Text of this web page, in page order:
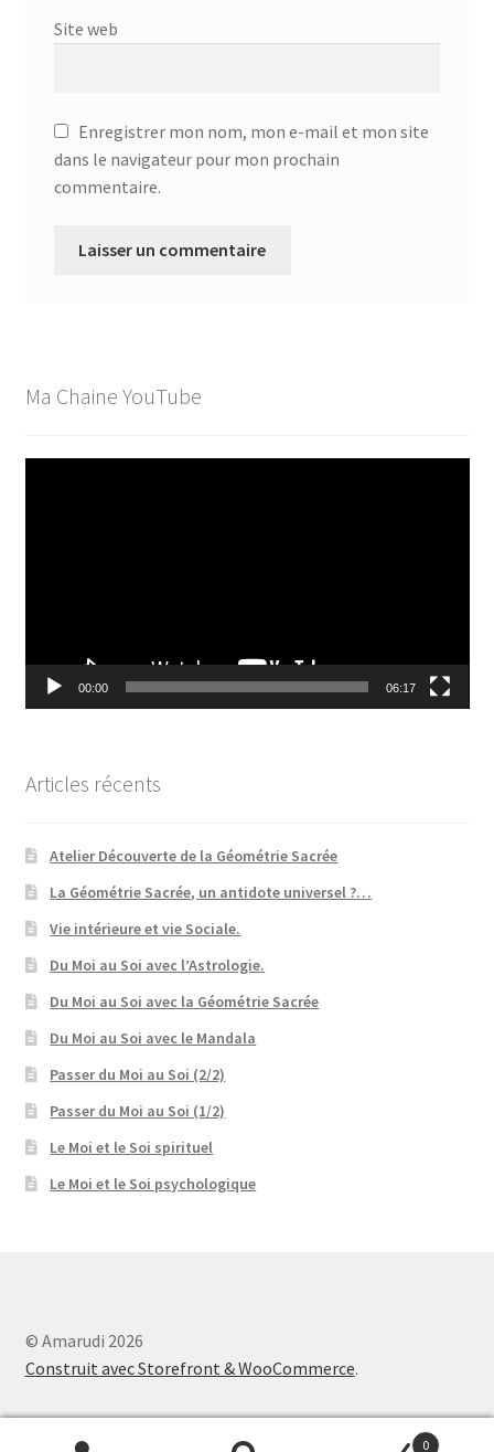
Site web
Enregistrer mon nom, mon e-mail et mon site
dans le navigateur pour mon prochain
commentaire.
Ma Chaine YouTube
00:00 06:17
Articles récents
Atelier Découverte de la Géométrie Sacrée
La Géométrie Sacrée, un antidote universel ?…
Vie intérieure et vie Sociale.
Du Moi au Soi avec l’Astrologie.
Du Moi au Soi avec la Géométrie Sacrée
Du Moi au Soi avec le Mandala
Passer du Moi au Soi (2/2)
Passer du Moi au Soi (1/2)
Le Moi et le Soi spirituel
Le Moi et le Soi psychologique
© Amarudi 2026
Construit avec Storefront & WooCommerce.
0